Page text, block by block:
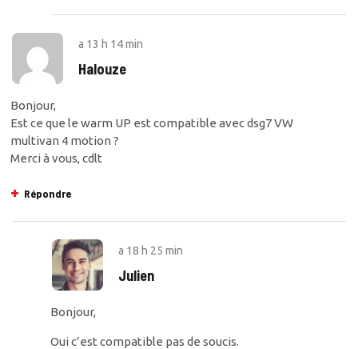
a 13 h 14 min
Halouze
Bonjour,
Est ce que le warm UP est compatible avec dsg7 VW
multivan 4 motion ?
Merci à vous, cdlt
Répondre
a 18 h 25 min
Julien
Bonjour,
Oui c’est compatible pas de soucis.